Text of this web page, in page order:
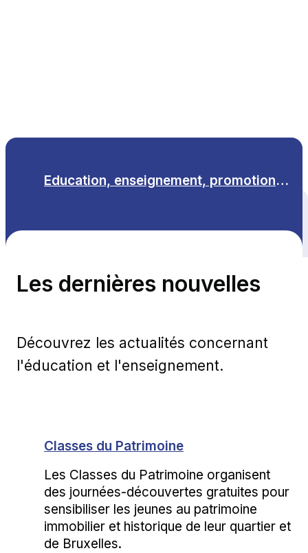
Education, enseignement, promotion des sciences
Les dernières nouvelles
Découvrez les actualités concernant
l'éducation et l'enseignement.
Classes du Patrimoine
Les Classes du Patrimoine organisent
des journées-découvertes gratuites pour
sensibiliser les jeunes au patrimoine
immobilier et historique de leur quartier et
de Bruxelles.